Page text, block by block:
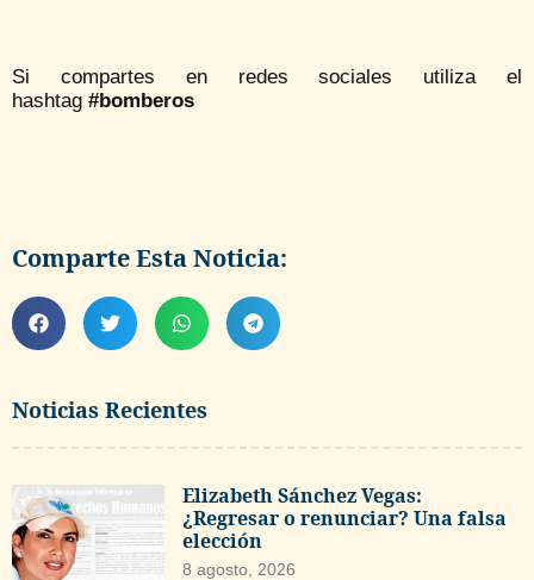
Noticias Recientes
Elizabeth Sánchez Vegas:
¿Regresar o renunciar? Una falsa
elección
8 agosto, 2026
Si compartes en redes sociales utiliza el
hashtag #bomberos
Comparte Esta Noticia: